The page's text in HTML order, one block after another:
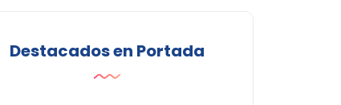
Destacados en Portada